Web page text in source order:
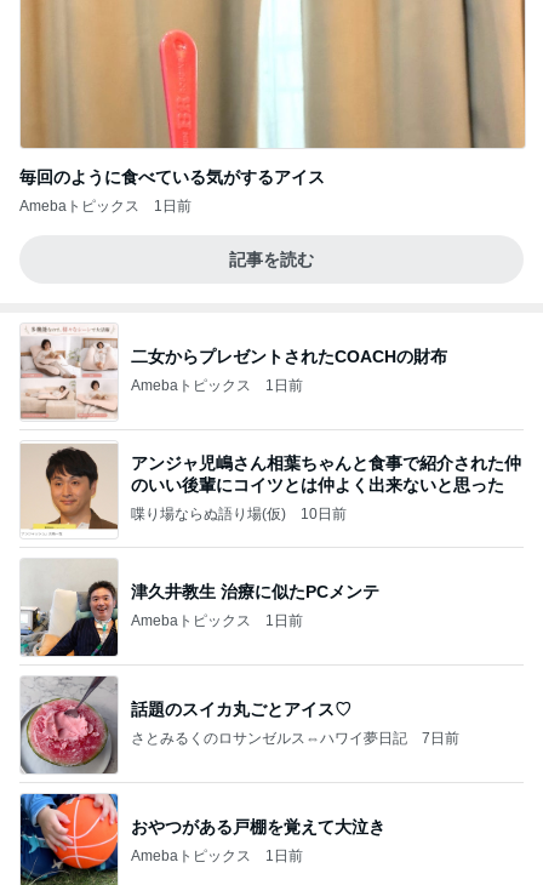
毎回のように食べている気がするアイス
Amebaトピックス 1日前
記事を読む
二女からプレゼントされたCOACHの財布
Amebaトピックス 1日前
アンジャ児嶋さん相葉ちゃんと食事で紹介された仲
のいい後輩にコイツとは仲よく出来ないと思った
喋り場ならぬ語り場(仮) 10日前
津久井教生 治療に似たPCメンテ
Amebaトピックス 1日前
話題のスイカ丸ごとアイス♡
さとみるくのロサンゼルス⇔ハワイ夢日記 7日前
おやつがある戸棚を覚えて大泣き
Amebaトピックス 1日前